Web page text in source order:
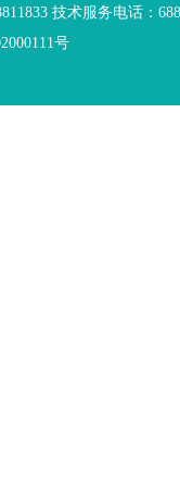
技术服务电话：
号